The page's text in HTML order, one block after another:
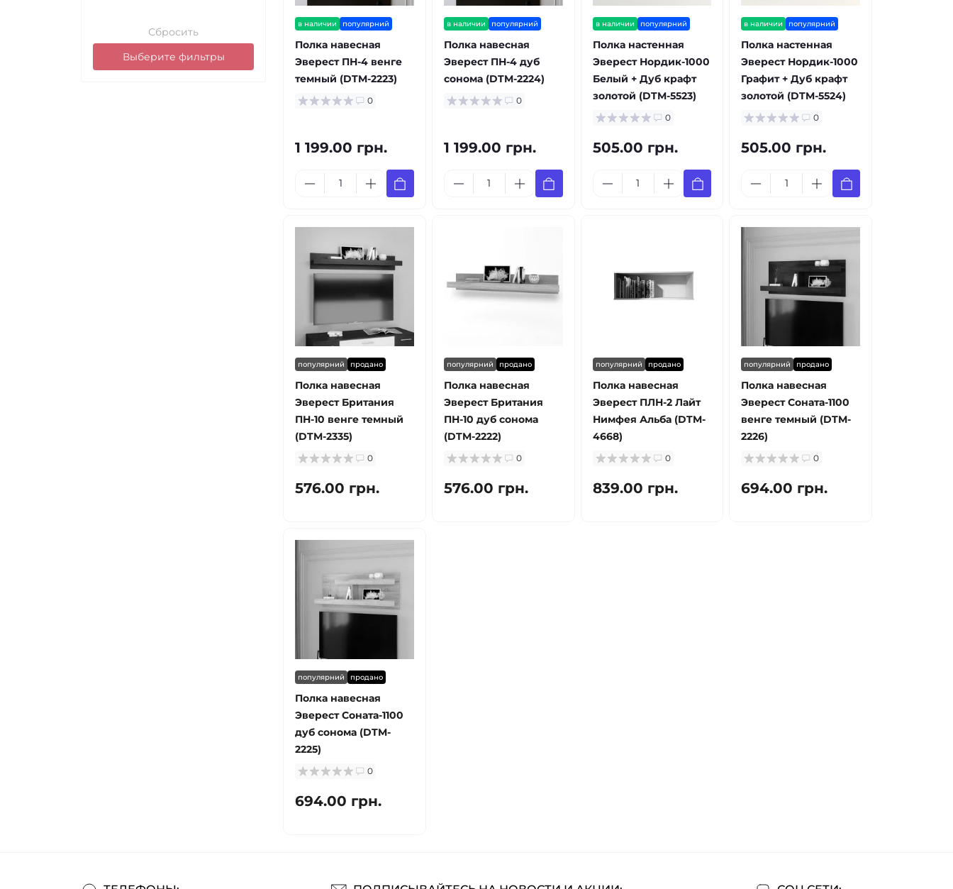
Сбросить
Выберите фильтры
в наличии популярний
Полка навесная
Эверест ПН-4 венге
темный (DTM-2223)
0
1 199.00 грн.
в наличии популярний
Полка навесная
Эверест ПН-4 дуб
сонома (DTM-2224)
0
1 199.00 грн.
в наличии популярний
Полка настенная
Эверест Нордик-1000
Белый + Дуб крафт
золотой (DTM-5523)
0
505.00 грн.
в наличии популярний
Полка настенная
Эверест Нордик-1000
Графит + Дуб крафт
золотой (DTM-5524)
0
505.00 грн.
популярний продано
Полка навесная
Эверест Британия
ПН-10 венге темный
(DTM-2335)
0
576.00 грн.
популярний продано
Полка навесная
Эверест Британия
ПН-10 дуб сонома
(DTM-2222)
0
576.00 грн.
популярний продано
Полка навесная
Эверест ПЛН-2 Лайт
Нимфея Альба (DTM-
4668)
0
839.00 грн.
популярний продано
Полка навесная
Эверест Соната-1100
венге темный (DTM-
2226)
0
694.00 грн.
популярний продано
Полка навесная
Эверест Соната-1100
дуб сонома (DTM-
2225)
0
694.00 грн.